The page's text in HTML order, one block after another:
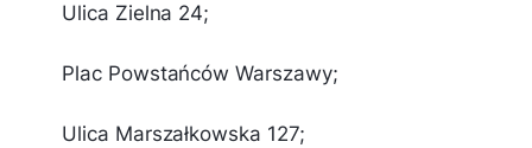
Ulica Zielna 24;
Plac Powstańców Warszawy;
Ulica Marszałkowska 127;